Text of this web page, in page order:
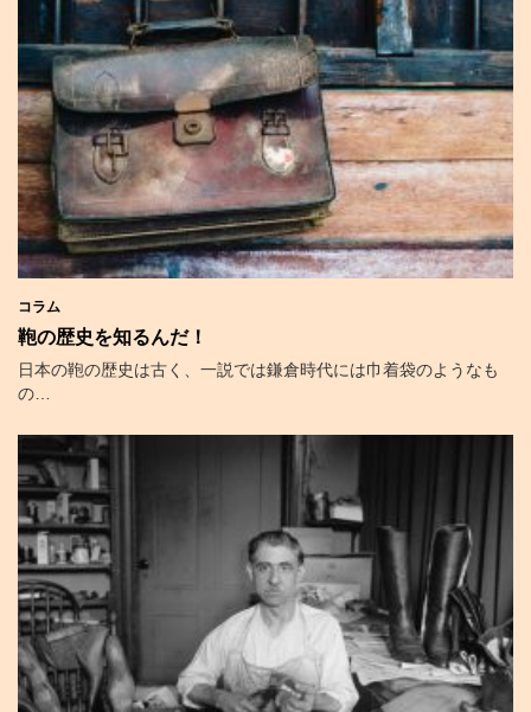
コラム
鞄の歴史を知るんだ！
日本の鞄の歴史は古く、一説では鎌倉時代には巾着袋のようなも
の…